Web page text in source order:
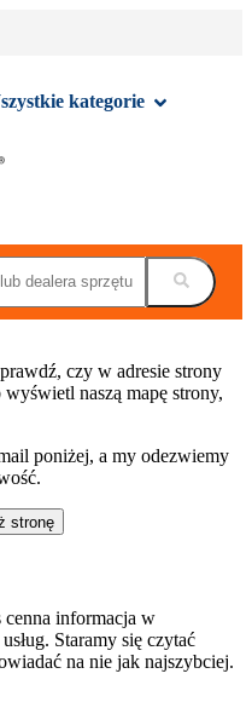
kategorie
czy w adresie strony
naszą mapę strony,
poniżej, a my odezwiemy
stronę
informacja w
Staramy się czytać
na nie jak najszybciej.